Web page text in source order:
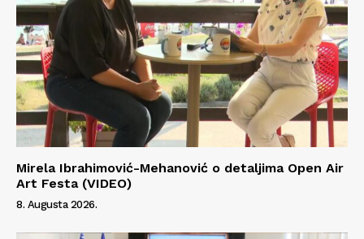
Mirela Ibrahimović-Mehanović o detaljima Open Air
Art Festa (VIDEO)
8. Augusta 2026.